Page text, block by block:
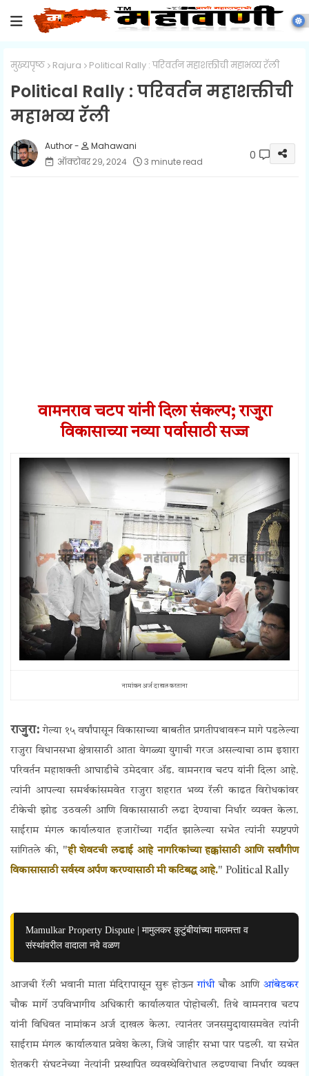
मुख्यपृष्ठ Rajura Political Rally : परिवर्तन महाशक्तीची महाभव्य रॅली
Political Rally : परिवर्तन महाशक्तीची
महाभव्य रॅली
Mahawani
ऑक्टोबर २९, २०२४
3 minute read 0
वामनराव चटप यांनी दिला संकल्प; राजुरा
विकासाच्या नव्या पर्वासाठी सज्ज
नामांकन अर्ज दाखल करताना
राजुरा: गेल्या १५ वर्षांपासून विकासाच्या बाबतीत प्रगतीपथावरून मागे पडलेल्या
राजुरा विधानसभा क्षेत्रासाठी आता वेगळ्या युगाची गरज असल्याचा ठाम इशारा
परिवर्तन महाशक्ती आघाडीचे उमेदवार ॲड. वामनराव चटप यांनी दिला आहे.
त्यांनी आपल्या समर्थकांसमवेत राजुरा शहरात भव्य रॅली काढत विरोधकांवर
टीकेची झोड उठवली आणि विकासासाठी लढा देण्याचा निर्धार व्यक्त केला.
साईराम मंगल कार्यालयात हजारोंच्या गर्दीत झालेल्या सभेत त्यांनी स्पष्टपणे
सांगितले की, "ही शेवटची लढाई आहे नागरिकांच्या हक्कांसाठी आणि सर्वांगीण
विकासासाठी सर्वस्व अर्पण करण्यासाठी मी कटिबद्ध आहे." Political Rally
Mamulkar Property Dispute | मामुलकर कुटुंबीयांच्या मालमत्ता व
संस्थांवरील वादाला नवे वळण
आजची रॅली भवानी माता मंदिरापासून सुरू होऊनगांधीचौक आणिआंबेडकर
चौक मार्गे उपविभागीय अधिकारी कार्यालयात पोहोचली. तिथे वामनराव चटप
यांनी विधिवत नामांकन अर्ज दाखल केला. त्यानंतर जनसमुदायासमवेत त्यांनी
साईराम मंगल कार्यालयात प्रवेश केला, जिथे जाहीर सभा पार पडली. या सभेत
शेतकरी संघटनेच्या नेत्यांनी प्रस्थापित व्यवस्थेविरोधात लढण्याचा निर्धार व्यक्त